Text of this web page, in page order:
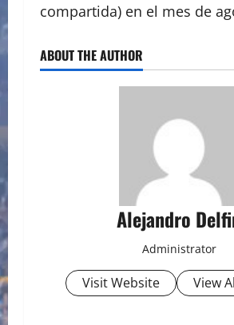
compartida) en el mes de
ABOUT THE AUTHOR
Alejandro
Administrator
Visit Website View